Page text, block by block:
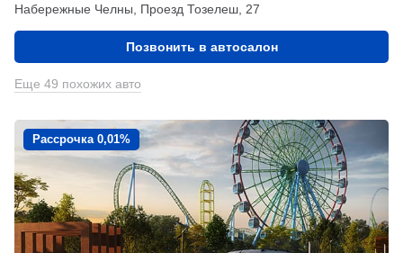
Набережные Челны, Проезд ​Тозелеш, 27
Позвонить в автосалон
Еще 49 похожих авто
Рассрочка 0,01%